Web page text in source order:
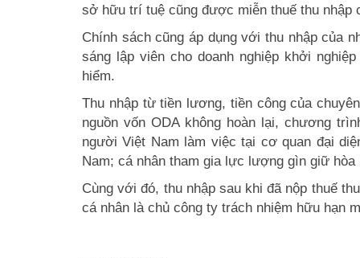
sở hữu trí tuệ cũng được miễn thuế thu nhập
Chính sách cũng áp dụng với thu nhập của
sáng lập viên cho doanh nghiệp khởi
hiểm.
Thu nhập từ tiền lương, tiền công của
nguồn vốn ODA không hoàn lại, chương
người Việt Nam làm việc tại cơ quan đại
Nam; cá nhân tham gia lực lượng gìn giữ
Cùng với đó, thu nhập sau khi đã nộp thuế
cá nhân là chủ công ty trách nhiệm hữu hạn